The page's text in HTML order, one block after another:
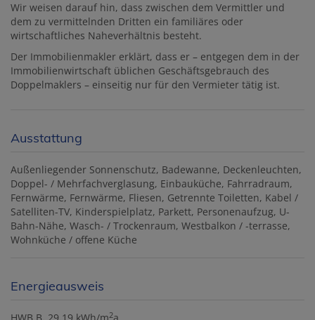
Wir weisen darauf hin, dass zwischen dem Vermittler und
dem zu vermittelnden Dritten ein familiäres oder
wirtschaftliches Naheverhältnis besteht.
Der Immobilienmakler erklärt, dass er – entgegen dem in der
Immobilienwirtschaft üblichen Geschäftsgebrauch des
Doppelmaklers – einseitig nur für den Vermieter tätig ist.
Ausstattung
Außenliegender Sonnenschutz Badewanne Deckenleuchten
Doppel- / Mehrfachverglasung Einbauküche Fahrradraum
Fernwärme Fernwärme Fliesen Getrennte Toiletten Kabel /
Satelliten-TV Kinderspielplatz Parkett Personenaufzug U-
Bahn-Nähe Wasch- / Trockenraum Westbalkon / -terrasse
Wohnküche / offene Küche
Energieausweis
2